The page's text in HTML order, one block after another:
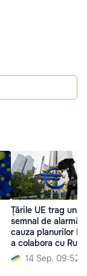
Țările UE trag un
semnal de alarmă
cauza planurilor
a colabora cu
14 Sep. 09:52